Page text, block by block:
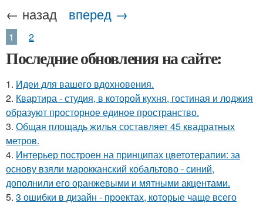
← назад вперед →
1 2
Последние обновления на сайте:
1. Идеи для вашего вдохновения.
2. Квартира - студия, в которой кухня, гостиная и лоджия
образуют просторное единое пространство.
3. Общая площадь жилья составляет 45 квадратных
метров.
4. Интерьер построен на принципах цветотерапии: за
основу взяли марокканский кобальтово - синий,
дополнили его оранжевыми и мятными акцентами.
5. 3 ошибки в дизайн - проектах, которые чаще всего